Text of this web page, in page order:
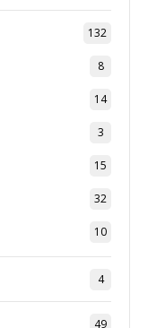
132
8
14
3
15
32
10
4
49